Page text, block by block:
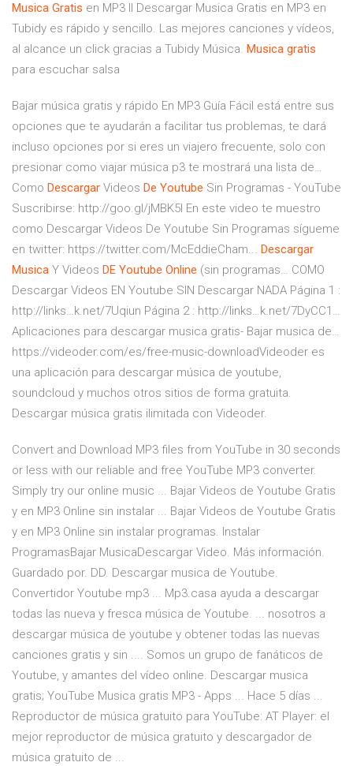
Musica Gratis en MP3 II Descargar Musica Gratis en MP3 en
Tubidy es rápido y sencillo. Las mejores canciones y vídeos,
al alcance un click gracias a Tubidy Música. Musica gratis
para escuchar salsa
Bajar música gratis y rápido En MP3 Guía Fácil está entre sus
opciones que te ayudarán a facilitar tus problemas, te dará
incluso opciones por si eres un viajero frecuente, solo con
presionar como viajar música p3 te mostrará una lista de…
Como Descargar Videos De Youtube Sin Programas - YouTube
Suscribirse: http://goo.gl/jMBK5l En este video te muestro
como Descargar Videos De Youtube Sin Programas sígueme
en twitter: https://twitter.com/McEddieCham... Descargar
Musica Y Videos DE Youtube Online (sin programas… COMO
Descargar Videos EN Youtube SIN Descargar NADA Página 1 :
http://links…k.net/7Uqiun Página 2 : http://links…k.net/7DyCC1…
Aplicaciones para descargar musica gratis- Bajar musica de…
https://videoder.com/es/free-music-downloadVideoder es
una aplicación para descargar música de youtube,
soundcloud y muchos otros sitios de forma gratuita.
Descargar música gratis ilimitada con Videoder.
Convert and Download MP3 files from YouTube in 30 seconds
or less with our reliable and free YouTube MP3 converter.
Simply try our online music ... Bajar Videos de Youtube Gratis
y en MP3 Online sin instalar ... Bajar Videos de Youtube Gratis
y en MP3 Online sin instalar programas. Instalar
ProgramasBajar MusicaDescargar Video. Más información.
Guardado por. DD. Descargar musica de Youtube.
Convertidor Youtube mp3 ... Mp3.casa ayuda a descargar
todas las nueva y fresca música de Youtube. ... nosotros a
descargar música de youtube y obtener todas las nuevas
canciones gratis y sin .... Somos un grupo de fanáticos de
Youtube, y amantes del vídeo online. Descargar musica
gratis; YouTube Musica gratis MP3 - Apps ... Hace 5 días ...
Reproductor de música gratuito para YouTube: AT Player: el
mejor reproductor de música gratuito y descargador de
música gratuito de ...